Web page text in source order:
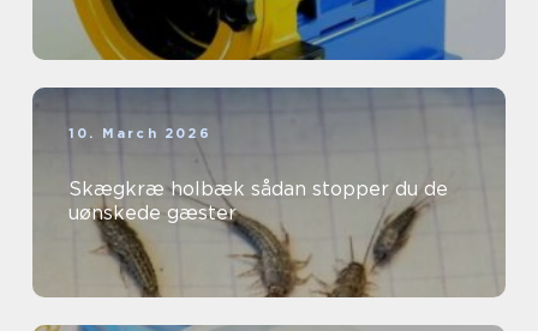
10. March 2026
Skægkræ holbæk sådan stopper du de
uønskede gæster